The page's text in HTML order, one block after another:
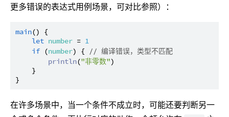
更多错误的表达式用例场景，可对比参照）：
main() {
let number = 1
if (number) {
// 编译错误，类型不匹配
println("非零数")
    }
在许多场景中，当一个条件不成立时，可能还要判断另一